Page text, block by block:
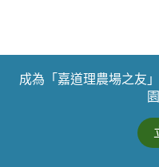
成為「嘉道理農場之友